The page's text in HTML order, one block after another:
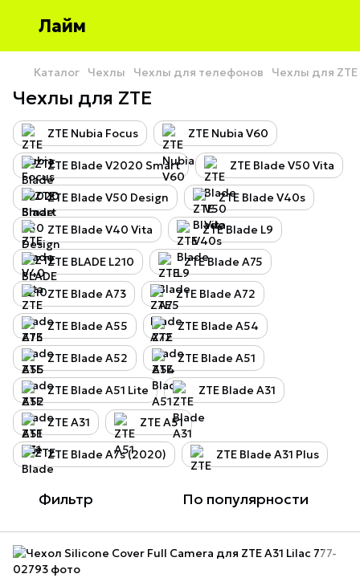
Лайм
Каталог Чехлы Чехлы для телефонов Чехлы для ZTE
Чехлы для ZTE
ZTE Nubia Focus ZTE Nubia V60
ZTE Blade V2020 Smart ZTE Blade V50 Vita
ZTE Blade V50 Design ZTE Blade V40s
ZTE Blade V40 Vita ZTE Blade L9
ZTE BLADE L210 ZTE Blade A75
ZTE Blade A73 ZTE Blade A72
ZTE Blade A55 ZTE Blade A54
ZTE Blade A52 ZTE Blade A51
ZTE Blade A51 Lite ZTE Blade A31
ZTE A31 ZTE A51
ZTE Blade A7s (2020) ZTE Blade A31 Plus
Фильтр По популярности